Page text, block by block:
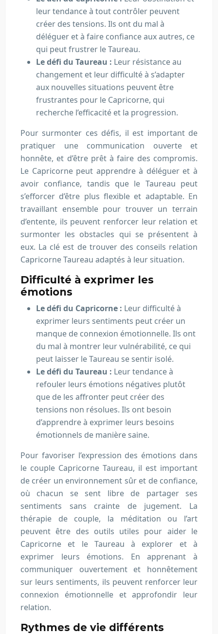
leur tendance à tout contrôler peuvent
créer des tensions. Ils ont du mal à
déléguer et à faire confiance aux autres, ce
qui peut frustrer le Taureau.
Le défi du Taureau : Leur résistance au
changement et leur difficulté à s’adapter
aux nouvelles situations peuvent être
frustrantes pour le Capricorne, qui
recherche l’efficacité et la progression.
Pour surmonter ces défis, il est important de
pratiquer une communication ouverte et
honnête, et d’être prêt à faire des compromis.
Le Capricorne peut apprendre à déléguer et à
avoir confiance, tandis que le Taureau peut
s’efforcer d’être plus flexible et adaptable. En
travaillant ensemble pour trouver un terrain
d’entente, ils peuvent renforcer leur relation et
surmonter les obstacles qui se présentent à
eux. La clé est de trouver des conseils relation
Capricorne Taureau adaptés à leur situation.
Difficulté à exprimer les
émotions
Le défi du Capricorne : Leur difficulté à
exprimer leurs sentiments peut créer un
manque de connexion émotionnelle. Ils ont
du mal à montrer leur vulnérabilité, ce qui
peut laisser le Taureau se sentir isolé.
Le défi du Taureau : Leur tendance à
refouler leurs émotions négatives plutôt
que de les affronter peut créer des
tensions non résolues. Ils ont besoin
d’apprendre à exprimer leurs besoins
émotionnels de manière saine.
Pour favoriser l’expression des émotions dans
le couple Capricorne Taureau, il est important
de créer un environnement sûr et de confiance,
où chacun se sent libre de partager ses
sentiments sans crainte de jugement. La
thérapie de couple, la méditation ou l’art
peuvent être des outils utiles pour aider le
Capricorne et le Taureau à explorer et à
exprimer leurs émotions. En apprenant à
communiquer ouvertement et honnêtement
sur leurs sentiments, ils peuvent renforcer leur
connexion émotionnelle et approfondir leur
relation.
Rythmes de vie différents